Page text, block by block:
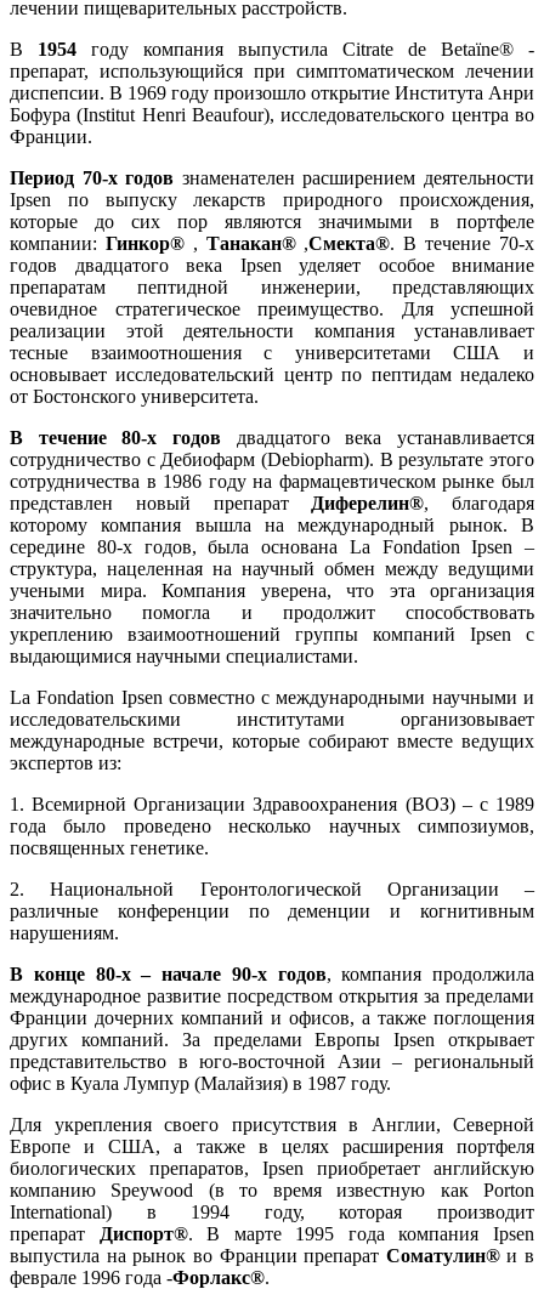
лечении пищеварительных расстройств.
В 1954 году компания выпустила Citrate de Betaïne® -
препарат, использующийся при симптоматическом лечении
диспепсии. В 1969 году произошло открытие Института Анри
Бофура (Institut Henri Beaufour), исследовательского центра во
Франции.
Период 70-х годов знаменателен расширением деятельности
Ipsen по выпуску лекарств природного происхождения,
которые до сих пор являются значимыми в портфеле
компании: Гинкор® , Танакан® ,Смекта®. В течение 70-х
годов двадцатого века Ipsen уделяет особое внимание
препаратам пептидной инженерии, представляющих
очевидное стратегическое преимущество. Для успешной
реализации этой деятельности компания устанавливает
тесные взаимоотношения с университетами США и
основывает исследовательский центр по пептидам недалеко
от Бостонского университета.
В течение 80-х годов двадцатого века устанавливается
сотрудничество с Дебиофарм (Debiopharm). В результате этого
сотрудничества в 1986 году на фармацевтическом рынке был
представлен новый препарат
Диферелин®, благодаря
которому компания вышла на международный рынок. В
середине 80-х годов, была основана La Fondation Ipsen –
структура, нацеленная на научный обмен между ведущими
учеными мира. Компания уверена, что эта организация
значительно помогла и продолжит способствовать
укреплению взаимоотношений группы компаний Ipsen с
выдающимися научными специалистами.
La Fondation Ipsen совместно с международными научными и
исследовательскими институтами организовывает
международные встречи, которые собирают вместе ведущих
экспертов из:
1. Всемирной Организации Здравоохранения (ВОЗ) – c 1989
года было проведено несколько научных симпозиумов,
посвященных генетике.
2. Национальной Геронтологической Организации –
различные конференции по деменции и когнитивным
нарушениям.
В конце 80-х – начале 90-х годов, компания продолжила
международное развитие посредством открытия за пределами
Франции дочерних компаний и офисов, а также поглощения
других компаний. За пределами Европы Ipsen открывает
представительство в юго-восточной Азии – региональный
офис в Куала Лумпур (Малайзия) в 1987 году.
Для укрепления своего присутствия в Англии, Северной
Европе и США, а также в целях расширения портфеля
биологических препаратов, Ipsen приобретает английскую
компанию Speywood (в то время известную как Porton
International) в 1994 году, которая производит
препарат
Диспорт®. В марте 1995 года компания Ipsen
выпустила на рынок во Франции препарат Соматулин®и в
феврале 1996 года -Форлакс®.